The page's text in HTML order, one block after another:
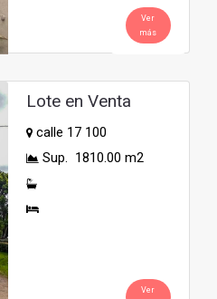
Ver
más
Lote en Venta
calle 17 100
Sup. 1810.00 m2
Ver